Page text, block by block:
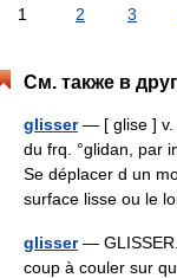
1 2 3
См. также в
glisser— [ glise ] v.
du frq. °glidan, par
Se déplacer d un
surface lisse ou le
glisser— GLISSER.
coup à couler sur